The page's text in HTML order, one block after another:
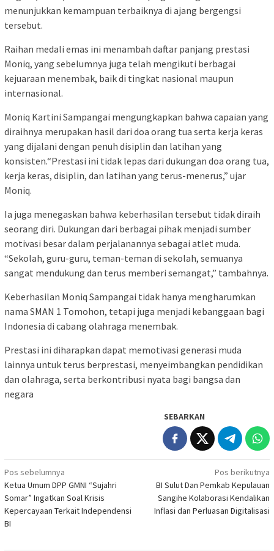
menunjukkan kemampuan terbaiknya di ajang bergengsi
tersebut.
Raihan medali emas ini menambah daftar panjang prestasi
Moniq, yang sebelumnya juga telah mengikuti berbagai
kejuaraan menembak, baik di tingkat nasional maupun
internasional.
Moniq Kartini Sampangai mengungkapkan bahwa capaian yang
diraihnya merupakan hasil dari doa orang tua serta kerja keras
yang dijalani dengan penuh disiplin dan latihan yang
konsisten.“Prestasi ini tidak lepas dari dukungan doa orang tua,
kerja keras, disiplin, dan latihan yang terus-menerus,” ujar
Moniq.
Ia juga menegaskan bahwa keberhasilan tersebut tidak diraih
seorang diri. Dukungan dari berbagai pihak menjadi sumber
motivasi besar dalam perjalanannya sebagai atlet muda.
“Sekolah, guru-guru, teman-teman di sekolah, semuanya
sangat mendukung dan terus memberi semangat,” tambahnya.
Keberhasilan Moniq Sampangai tidak hanya mengharumkan
nama SMAN 1 Tomohon, tetapi juga menjadi kebanggaan bagi
Indonesia di cabang olahraga menembak.
Prestasi ini diharapkan dapat memotivasi generasi muda
lainnya untuk terus berprestasi, menyeimbangkan pendidikan
dan olahraga, serta berkontribusi nyata bagi bangsa dan
negara
SEBARKAN
Navigasi
pos
Pos sebelumnya
Ketua Umum DPP GMNI “Sujahri
Somar” Ingatkan Soal Krisis
Kepercayaan Terkait Independensi
BI
Pos berikutnya
BI Sulut Dan Pemkab Kepulauan
Sangihe Kolaborasi Kendalikan
Inflasi dan Perluasan Digitalisasi